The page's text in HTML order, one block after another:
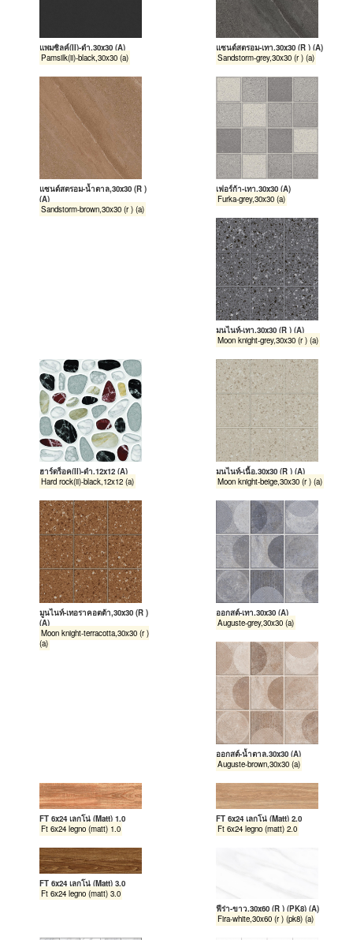
แพมซิลค์(II)-ดำ,30x30 (A)
Pamsilk(ii)-black,30x30 (a)
แซนด์สตรอม-เทา,30x30 (R ) (A)
Sandstorm-grey,30x30 (r ) (a)
แซนด์สตรอม-น้ำตาล,30x30 (R )
(A)
Sandstorm-brown,30x30 (r ) (a)
เฟอร์ก้า-เทา,30x30 (A)
Furka-grey,30x30 (a)
มูนไนท์-เทา,30x30 (R ) (A)
Moon knight-grey,30x30 (r ) (a)
ฮาร์ดร็อค(II)-ดำ,12x12 (A)
Hard rock(ii)-black,12x12 (a)
มูนไนท์-เนื้อ,30x30 (R ) (A)
Moon knight-beige,30x30 (r ) (a)
มูนไนท์-เทอราคอตต้า,30x30 (R )
(A)
Moon knight-terracotta,30x30 (r )
(a)
ออกุสต์-เทา,30x30 (A)
Auguste-grey,30x30 (a)
ออกุสต์-น้ำตาล,30x30 (A)
Auguste-brown,30x30 (a)
FT 6x24 เลกโน่ (Matt) 1.0
Ft 6x24 legno (matt) 1.0
FT 6x24 เลกโน่ (Matt) 2.0
Ft 6x24 legno (matt) 2.0
FT 6x24 เลกโน่ (Matt) 3.0
Ft 6x24 legno (matt) 3.0
ฟีร่า-ขาว,30x60 (R ) (PK8) (A)
Fira-white,30x60 (r ) (pk8) (a)